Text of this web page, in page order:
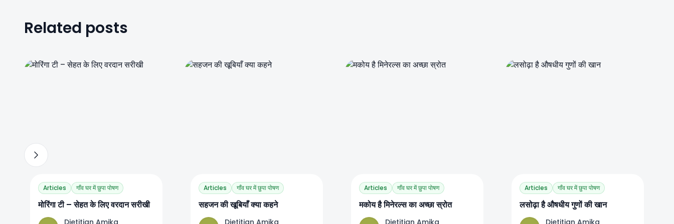
Related posts
Articles गाँव घर में छुपा पोषण
मोरिंगा टी – सेहत के लिए वरदान सरीखी
Dietitian Amika
Articles गाँव घर में छुपा पोषण
सहजन की खूबियाँ क्या कहने
Dietitian Amika
Articles गाँव घर में छुपा पोषण
मकोय है मिनेरल्स का अच्छा स्रोत
Dietitian Amika
Articles गाँव घर में छुपा पोषण
लसोढ़ा है औषधीय गुणों की खान
Dietitian Amika